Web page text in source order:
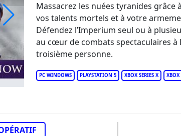
40,000: Space Marine 2
PC WINDOWS PLAYSTATION 5 XBOX SERIES X XBOX
Massacrez les nuées tyranides grâce à
vos talents mortels et à votre
Défendez l’Imperium seul ou à
au cœur de combats spectaculaires à
troisième personne.